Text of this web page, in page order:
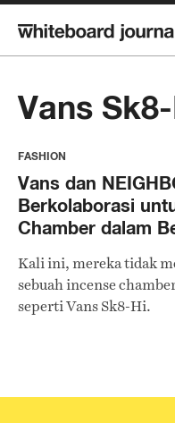
Vans
FASHION
Vans dan
Berkolaborasi
Chamber dalam
Kali ini, mereka tidak
sebuah incense
seperti Vans Sk8-Hi.